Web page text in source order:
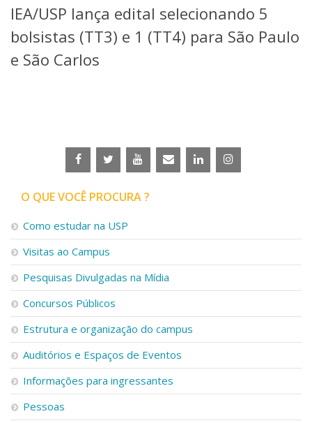
Telefones e Mapas
Pessoas
Graduação
Linhas de Pesquisa
Centros, Núcleos e Projetos em Rede
Iniciação Científica
Empresas Juniores
Extensão à Comunidade
Projetos, Programas e Cursos
Artes, Cultura e Esportes
Museus e Espaços Interativos
Serviços
Bibliotecas
Apoio ao Estudante
Segurança, Trânsito e Prevenção
RH, Administrativo e Financeiro
Outros serviços
Comunicação
IEA/USP lança edital selecionando 5
bolsistas (TT3) e 1 (TT4) para São Paulo
e São Carlos
O QUE VOCÊ PROCURA ?
Como estudar na USP
Visitas ao Campus
Pesquisas Divulgadas na Mídia
Concursos Públicos
Estrutura e organização do campus
Auditórios e Espaços de Eventos
Informações para ingressantes
Pessoas